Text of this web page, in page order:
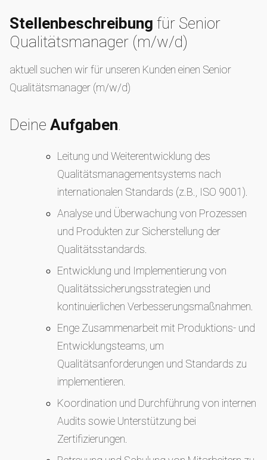
Stellenbeschreibung für Senior
Qualitätsmanager (m/w/d)
aktuell suchen wir für unseren Kunden einen Senior
Qualitätsmanager (m/w/d)
Deine Aufgaben.
Leitung und Weiterentwicklung des
Qualitätsmanagementsystems nach
internationalen Standards (z.B., ISO 9001).
Analyse und Überwachung von Prozessen
und Produkten zur Sicherstellung der
Qualitätsstandards.
Entwicklung und Implementierung von
Qualitätssicherungsstrategien und
kontinuierlichen Verbesserungsmaßnahmen.
Enge Zusammenarbeit mit Produktions- und
Entwicklungsteams, um
Qualitätsanforderungen und Standards zu
implementieren.
Koordination und Durchführung von internen
Audits sowie Unterstützung bei
Zertifizierungen.